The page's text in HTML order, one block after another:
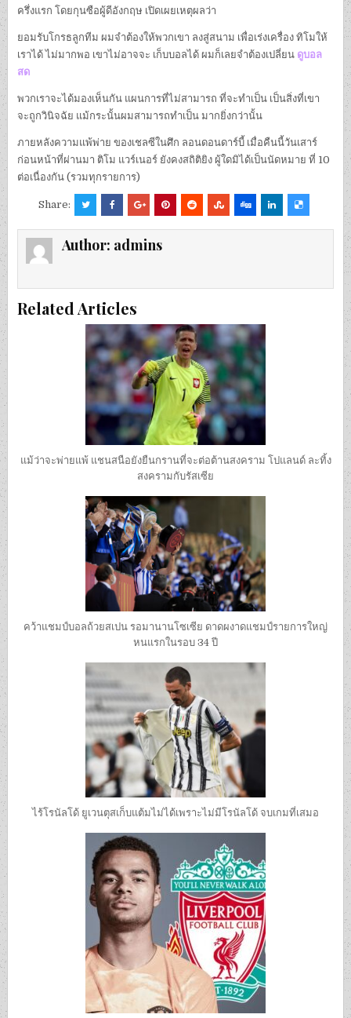
ครึ่งแรก โดยกุนซือผู้ดีอังกฤษ เปิดเผยเหตุผลว่า
ยอมรับโกรธลูกทีม ผมจำต้องให้พวกเขา ลงสู่สนาม เพื่อเร่งเครื่อง ทิโมให้
เราได้ ไม่มากพอ เขาไม่อาจจะ เก็บบอลได้ ผมก็เลยจำต้องเปลี่ยน ดูบอล
สด
พวกเราจะได้มองเห็นกัน แผนการที่ไม่สามารถ ที่จะทำเป็น เป็นสิ่งที่เขา
จะถูกวินิจฉัย แม้กระนั้นผมสามารถทำเป็น มากยิ่งกว่านั้น
ภายหลังความแพ้พ่าย ของเชลซีในศึก ลอนดอนดาร์บี้ เมื่อคืนนี้วันเสาร์
ก่อนหน้าที่ผ่านมา ติโม แวร์เนอร์ ยังคงสถิติยิง ผู้ใดมิได้เป็นนัดหมาย ที่ 10
ต่อเนื่องกัน (รวมทุกรายการ)
Share:
Author: admins
Related Articles
แม้ว่าจะพ่ายแพ้ แชนสนือยังยืนกรานที่จะต่อต้านสงคราม โปแลนด์ ละทิ้ง
สงครามกับรัสเซีย
คว้าแชมป์บอลถ้วยสเปน รอมานานโซเซีย ดาดผงาดแชมป์รายการใหญ่
หนแรกในรอบ 34 ปี
ไร้โรนัลโด้ ยูเวนตุสเก็บแต้มไม่ได้เพราะไม่มีโรนัลโด้ จบเกมที่เสมอ